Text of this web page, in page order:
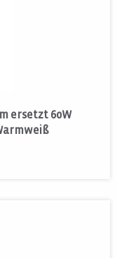
ersetzt 60W